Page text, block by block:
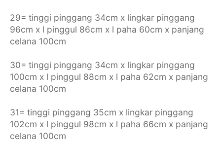
29= tinggi pinggang 34cm x lingkar pinggang
96cm x l pinggul 86cm x l paha 60cm x panjang
celana 100cm
30= tinggi pinggang 34cm x lingkar pinggang
100cm x l pinggul 88cm x l paha 62cm x panjang
celana 100cm
31= tinggi pinggang 35cm x lingkar pinggang
102cm x l pinggul 98cm x l paha 66cm x panjang
celana 100cm